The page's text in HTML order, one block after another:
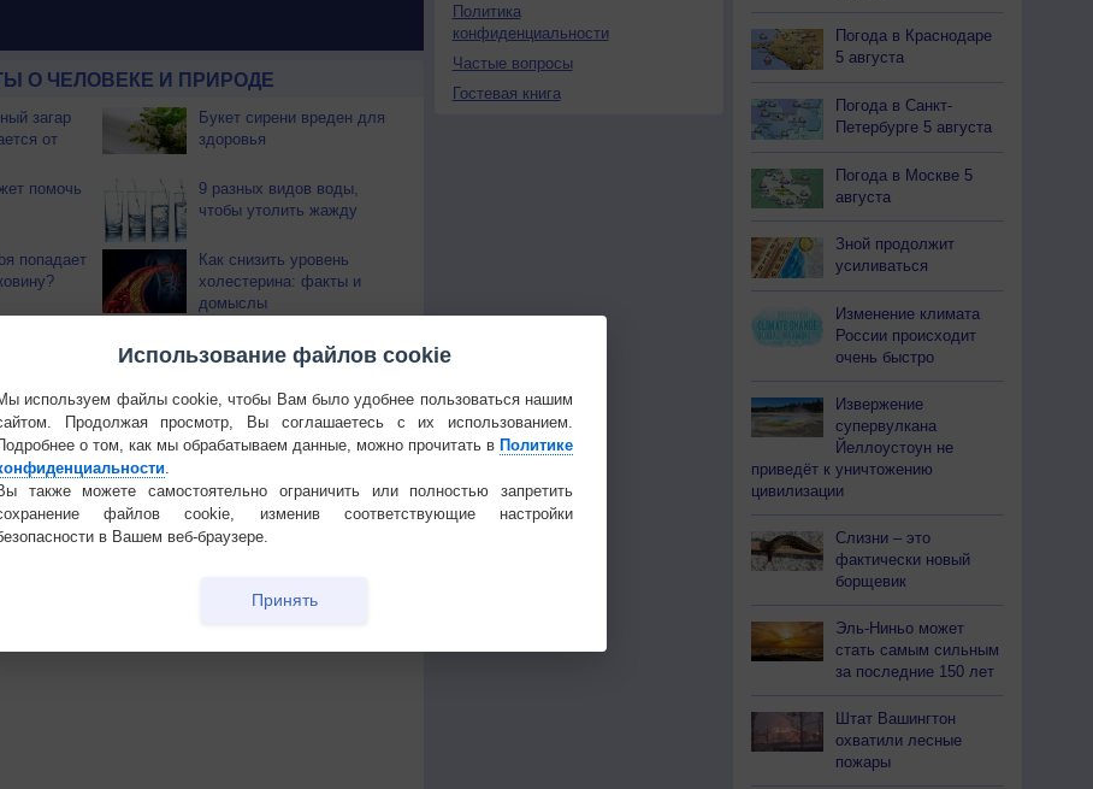
О ЧЕЛОВЕКЕ И ПРИРОДЕ
загар
от
Букет сирени вреден для
здоровья
помочь
9 разных видов воды,
чтобы утолить жажду
попадает
Как снизить уровень
холестерина: факты и
домыслы
колене?
2
Как часто следует мыть
волосы?
Температура Облачность Осадки
Политика
конфиденциальности
Частые вопросы
Гостевая книга
Погода в Краснодаре
5 августа
Погода в Санкт-
Петербурге 5 августа
Погода в Москве 5
августа
Зной продолжит
усиливаться
Изменение климата
России происходит
очень быстро
Извержение
супервулкана
Йеллоустоун не
приведёт к уничтожению
цивилизации
Слизни – это
фактически новый
борщевик
Эль-Ниньо может
стать самым сильным
за последние 150 лет
Штат Вашингтон
охватили лесные
пожары
Использование файлов cookie
используем файлы cookie, чтобы Вам было удобнее пользоваться нашим
Продолжая просмотр, Вы соглашаетесь с их использованием.
о том, как мы обрабатываем данные, можно прочитать в Политике
.
также можете самостоятельно ограничить или полностью запретить
файлов cookie, изменив соответствующие настройки
в Вашем веб-браузере.
Принять